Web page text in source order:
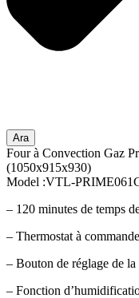
Ara
Four à Convection Gaz
(1050x915x930)
Model :VTL-
– 120 minutes de temps
– Thermostat à
– Bouton de réglage de la
– Fonction